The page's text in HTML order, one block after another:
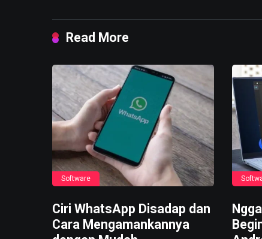
Read More
Software
Ciri WhatsApp Disadap dan
Cara Mengamankannya